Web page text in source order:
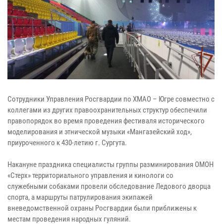
Сотрудники Управления Росгвардии по ХМАО – Югре совместно с
коллегами из других правоохранительных структур обеспечили
правопорядок во время проведения фестиваля исторического
моделирования и этнической музыки «Мангазейский ход»,
приуроченного к 430-летию г. Сургута.
Накануне праздника специалисты группы разминирования ОМОН
«Стерх» территориального управления и кинологи со
служебными собаками провели обследование Ледового дворца
спорта, а маршруты патрулирования экипажей
вневедомственной охраны Росгвардии были приближены к
местам проведения народных гуляний.